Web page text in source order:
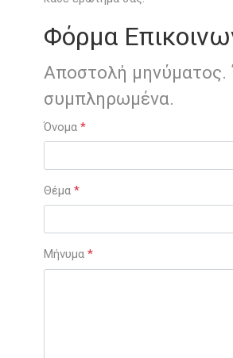
Φόρμα
Αποστολή μηνύματος.
συμπληρωμένα.
Όνομα *
Θέμα *
Μήνυμα *